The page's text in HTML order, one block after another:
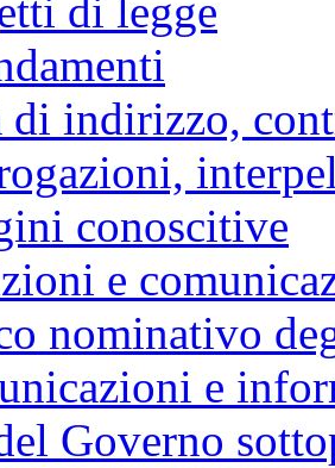
di legge
indirizzo,
conoscitive
e
nominativo
e
Governo